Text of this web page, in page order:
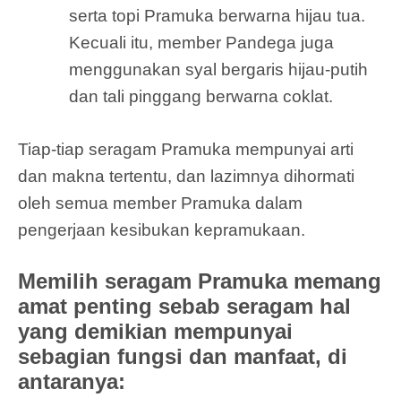
serta topi Pramuka berwarna hijau tua.
Kecuali itu, member Pandega juga
menggunakan syal bergaris hijau-putih
dan tali pinggang berwarna coklat.
Tiap-tiap seragam Pramuka mempunyai arti
dan makna tertentu, dan lazimnya dihormati
oleh semua member Pramuka dalam
pengerjaan kesibukan kepramukaan.
Memilih seragam Pramuka memang
amat penting sebab seragam hal
yang demikian mempunyai
sebagian fungsi dan manfaat, di
antaranya: